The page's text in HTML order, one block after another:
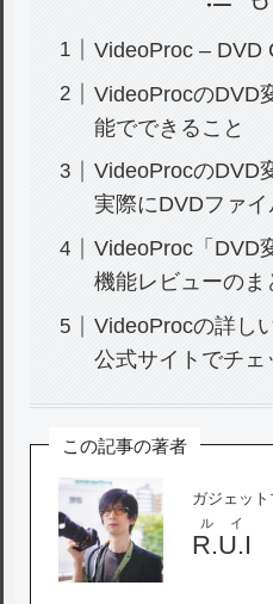
VideoProc – DVD
VideoProcのDVD
能でできること
VideoProcのDVD
実際にDVDファ
VideoProc「DVD
機能レビューのま
VideoProcの詳し
公式サイトでチェ
この記事の著者
ガジェッ
R.U.I
ルイ